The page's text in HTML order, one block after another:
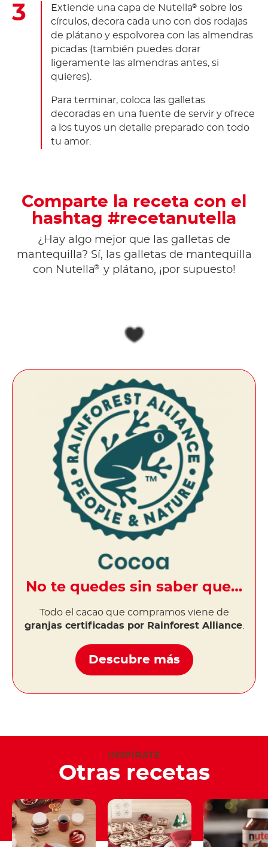
Extiende una capa de Nutella® sobre los
círculos, decora cada uno con dos rodajas
de plátano y espolvorea con las almendras
picadas (también puedes dorar
ligeramente las almendras antes, si
quieres).
Para terminar, coloca las galletas
decoradas en una fuente de servir y ofrece
a los tuyos un detalle preparado con todo
tu amor.
Comparte la receta con el
hashtag #recetanutella
¿Hay algo mejor que las galletas de
mantequilla? Sí, las galletas de mantequilla
con Nutella® y plátano, ¡por supuesto!
No te quedes sin saber que…
Todo el cacao que compramos viene de
granjas certificadas por Rainforest Alliance.
Descubre más
INSPÍRATE
Otras recetas